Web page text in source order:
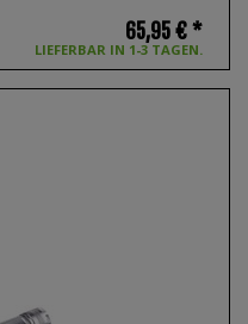
LIEFERBAR IN 1-3 TAGEN.
65,95 € *